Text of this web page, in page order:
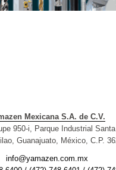
Mexicana S.A. de C.V.
950-i, Parque Industrial
Guanajuato, México, C.P.
info@yamazen.com.mx